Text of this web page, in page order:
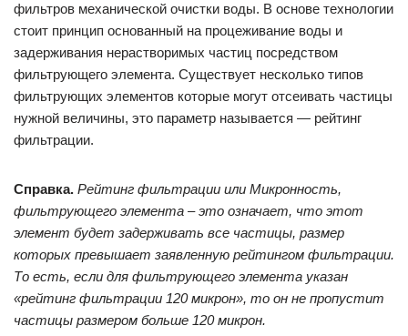
фильтров механической очистки воды. В основе технологии
стоит принцип основанный на процеживание воды и
задерживания нерастворимых частиц посредством
фильтрующего элемента. Существует несколько типов
фильтрующих элементов которые могут отсеивать частицы
нужной величины, это параметр называется — рейтинг
фильтрации.
Справка. Рейтинг фильтрации или Микронность,
фильтрующего элемента – это означает, что этот
элемент будет задерживать все частицы, размер
которых превышает заявленную рейтингом фильтрации.
То есть, если для фильтрующего элемента указан
«рейтинг фильтрации 120 микрон», то он не пропустит
частицы размером больше 120 микрон.